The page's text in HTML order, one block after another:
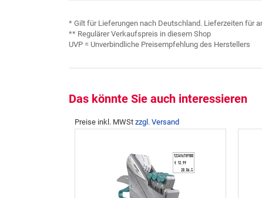
* Gilt für Lieferungen nach Deutschland. Lieferzeiten für
** Regulärer Verkaufspreis in diesem Shop
UVP = Unverbindliche Preisempfehlung des Herstellers
Das könnte Sie auch interessieren
Preise inkl. MWSt zzgl. Versand